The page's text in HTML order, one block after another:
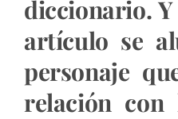
diccionario. Y
artículo se
personaje
relación con